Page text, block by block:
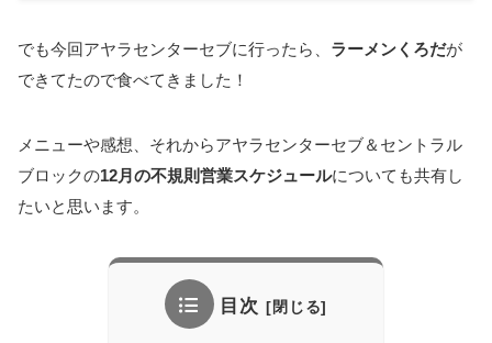
でも今回アヤラセンターセブに行ったら、 ラーメンくろだが
できてたので食べてきました！
メニューや感想、それからアヤラセンターセブ＆セントラル
ブロックの12月の不規則営業スケジュールについても共有し
たいと思います。
目次